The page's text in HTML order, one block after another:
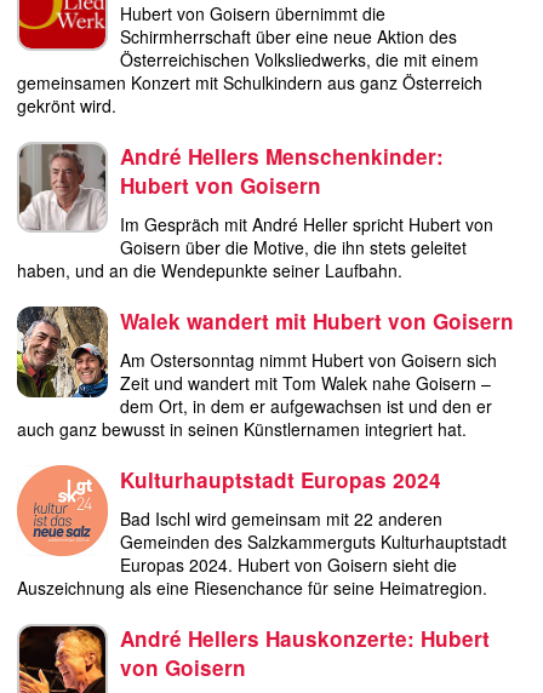
Hubert von Goisern übernimmt die
Schirmherrschaft über eine neue Aktion des
Österreichischen Volksliedwerks, die mit einem
gemeinsamen Konzert mit Schulkindern aus ganz Österreich
gekrönt wird.
André Hellers Menschenkinder:
Hubert von Goisern
Im Gespräch mit André Heller spricht Hubert von
Goisern über die Motive, die ihn stets geleitet
haben, und an die Wendepunkte seiner Laufbahn.
Walek wandert mit Hubert von Goisern
Am Ostersonntag nimmt Hubert von Goisern sich
Zeit und wandert mit Tom Walek nahe Goisern –
dem Ort, in dem er aufgewachsen ist und den er
auch ganz bewusst in seinen Künstlernamen integriert hat.
Kulturhauptstadt Europas 2024
Bad Ischl wird gemeinsam mit 22 anderen
Gemeinden des Salzkammerguts Kulturhauptstadt
Europas 2024. Hubert von Goisern sieht die
Auszeichnung als eine Riesenchance für seine Heimatregion.
André Hellers Hauskonzerte: Hubert
von Goisern